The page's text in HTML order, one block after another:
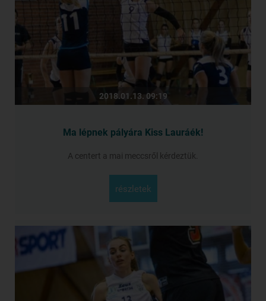
2018.01.13. 09:19
Ma lépnek pályára Kiss Lauráék!
A centert a mai meccsről kérdeztük.
részletek